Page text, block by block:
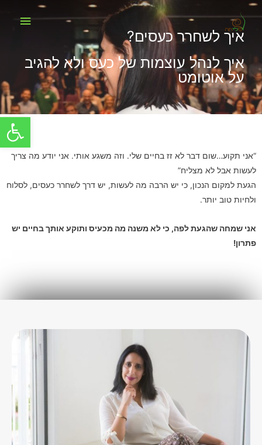
פתח
איך לשחרר כעסים?
איך לנהל עוצמות של כעס ולא להגיב
על אוטומט
“אני תקוע…שום דבר לא זז בחיים שלי. וזה משגע אותי. אני יודע מה צריך
לעשות אבל לא מצליח”
הגעת למקום הנכון, כי יש הרבה מה לעשות, יש דרך לשחרר כעסים, לסלוח
ולחיות טוב יותר.
אני שמחה שהגעת לפה, כי לא משנה מה מכעיס ותוקע אותך בחיים יש
פתרון!